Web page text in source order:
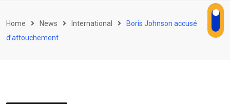
Home News International
Boris Johnson accusé
d’attouchement